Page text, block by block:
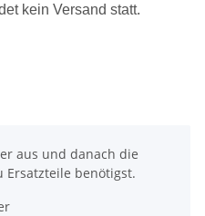
kein Versand statt.
aus und danach die
Ersatzteile benötigst.